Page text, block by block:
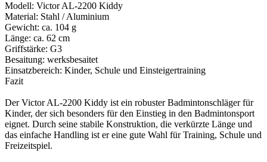
Modell: Victor AL-2200 Kiddy
Material: Stahl / Aluminium
Gewicht: ca. 104 g
Länge: ca. 62 cm
Griffstärke: G3
Besaitung: werksbesaitet
Einsatzbereich: Kinder, Schule und Einsteigertraining
Fazit
Der Victor AL-2200 Kiddy ist ein robuster Badmintonschläger für
Kinder, der sich besonders für den Einstieg in den Badmintonsport
eignet. Durch seine stabile Konstruktion, die verkürzte Länge und
das einfache Handling ist er eine gute Wahl für Training, Schule und
Freizeitspiel.